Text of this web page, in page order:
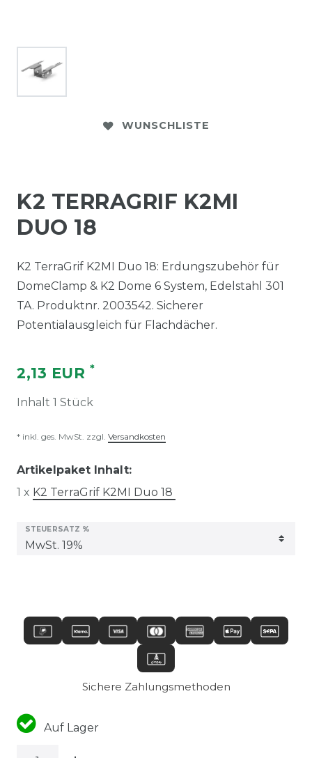
WUNSCHLISTE
K2 TERRAGRIF K2MI
DUO 18
K2 TerraGrif K2MI Duo 18: Erdungszubehör für
DomeClamp & K2 Dome 6 System, Edelstahl 301
TA. Produktnr. 2003542. Sicherer
Potentialausgleich für Flachdächer.
2,13 EUR *
Inhalt 1 Stück
* inkl. ges. MwSt. zzgl. Versandkosten
Artikelpaket Inhalt:
1 x K2 TerraGrif K2MI Duo 18
STEUERSATZ %
Sichere Zahlungsmethoden
Auf Lager